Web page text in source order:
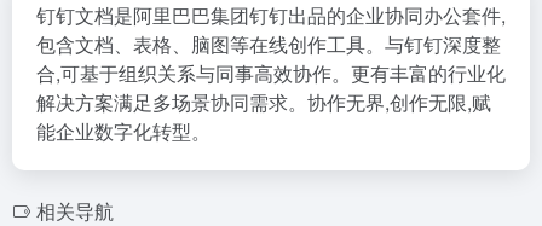
钉钉文档是阿里巴巴集团钉钉出品的企业协同办公套件,
包含文档、表格、脑图等在线创作工具。与钉钉深度整
合,可基于组织关系与同事高效协作。更有丰富的行业化
解决方案满足多场景协同需求。协作无界,创作无限,赋
能企业数字化转型。
相关导航